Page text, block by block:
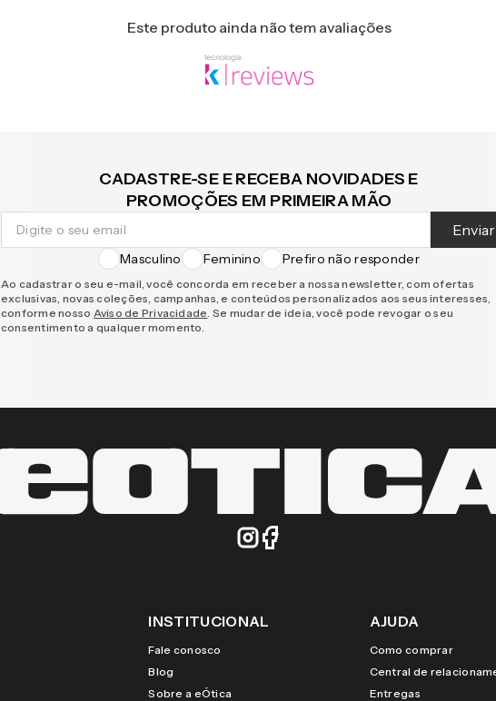
Este produto ainda não tem avaliações
CADASTRE-SE E RECEBA NOVIDADES E
PROMOÇÕES EM PRIMEIRA MÃO
Enviar
Masculino Feminino Prefiro não responder
Ao cadastrar o seu e-mail, você concorda em receber a nossa newsletter, com ofertas
exclusivas, novas coleções, campanhas, e conteúdos personalizados aos seus interesses,
conforme nosso Aviso de Privacidade. Se mudar de ideia, você pode revogar o seu
consentimento a qualquer momento.
INSTITUCIONAL
Fale conosco
Blog
Sobre a eÓtica
AJUDA
Como comprar
Central de
Entregas